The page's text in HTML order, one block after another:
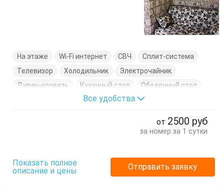
На этаже Wi-Fi интернет СВЧ
Сплит-система
Телевизор
Холодильник
Электрочайник
Диван-кровать
Кухонный стол
Обеденный стол
Тумбочки Шкаф
Все удобства
от 2500 руб
за номер за 1 сутки
Показать полное
описание и цены
Отправить заявку